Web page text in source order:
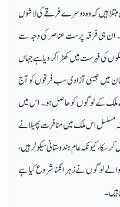
ہیں کہ وہ دوسرے فرقے کی لاشوں
ان ہی فرقہ پرست عناصر کی وجہ سے
کی فہرست میں کھڑا کر دیا ہے جہاں
میں جیسی آزادی سب فرقوں کو آج
کے لوگوں کو حاصل ہو۔ اس میں
مسلسل اس ملک میں منافرت پھیلانے
کیونکہ عام ہندوستانی سیکولر ہیں،
لوگوںنے زہر اگلنا شروع کیا ہے
ہیں۔